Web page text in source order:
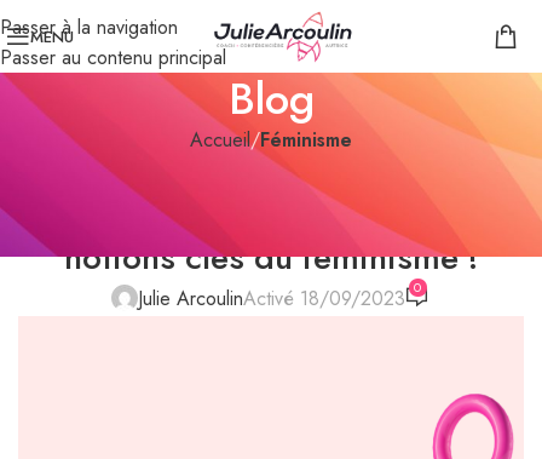
Passer à la navigation
Passer au contenu principal
MENU
Blog
Accueil/Féminisme
FÉMINISME
Clouer le bec au Patriarcat | 3
notions clés du féminisme !
Julie ArcoulinActivé 18/09/2023 0